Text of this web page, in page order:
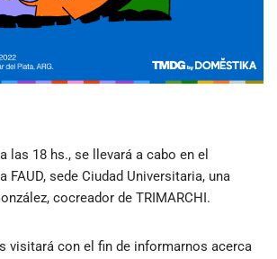
las 18 hs., se llevará a cabo en el
FAUD, sede Ciudad Universitaria, una
cocreador de TRIMARCHI.
visitará con el fin de informarnos acerca